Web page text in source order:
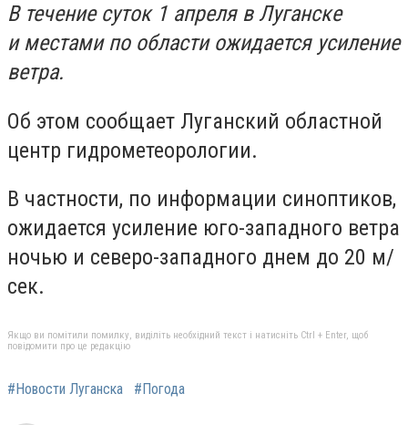
В течение суток 1 апреля в Луганске
и местами по области ожидается усиление
ветра.
Об этом сообщает Луганский областной
центр гидрометеорологии.
В частности, по информации синоптиков,
ожидается усиление юго-западного ветра
ночью и северо-западного днем до 20 м/
сек.
Якщо ви помітили помилку, виділіть необхідний текст і натисніть Ctrl + Enter, щоб
повідомити про це редакцію
#Новости Луганска #Погода